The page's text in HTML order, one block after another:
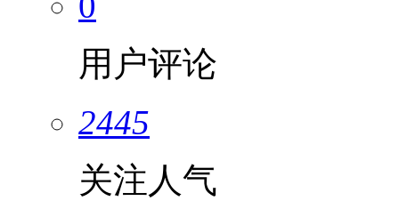
用户评论
2445
关注人气